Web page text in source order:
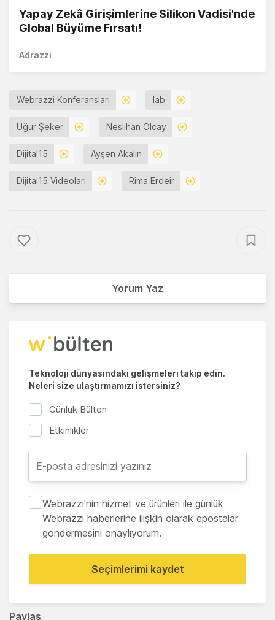
Paylaş
Yapay Zekâ Girişimlerine Silikon Vadisi'nde
Global Büyüme Fırsatı!
Adrazzi
Webrazzi Konferansları Iab
Uğur Şeker Neslihan Olcay
Dijital15 Ayşen Akalın
Dijital15 Videoları Rima Erdeir
Yorum Yaz
Teknoloji dünyasındaki gelişmeleri takip edin.
Neleri size ulaştırmamızı istersiniz?
Günlük Bülten
Etkinlikler
Webrazzi'nin hizmet ve ürünleri ile günlük
Webrazzi haberlerine ilişkin olarak epostalar
göndermesini onaylıyorum.
Seçimlerimi kaydet